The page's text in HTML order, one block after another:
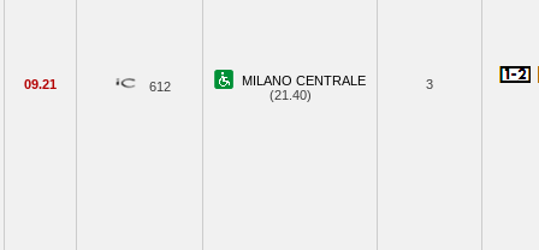
09.21 612
MILANO CENTRALE
(21.40)
3